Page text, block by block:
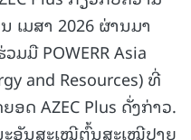
ເມສາ 2026 ຜ່ານມາ
ມື POWERR Asia
and Resources) ທີ່
ດ AZEC Plus ດັ່ງກ່າວ.
ອັນສະເໝີຕົ້ນສະເໝີປາຍ